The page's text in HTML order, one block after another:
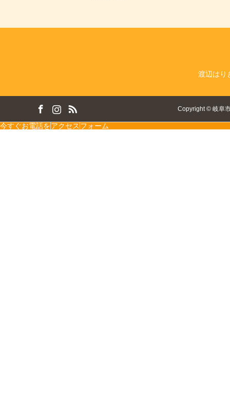
渡辺はり
Copyright© 岐阜
今すぐお電話をアクセス フォーム